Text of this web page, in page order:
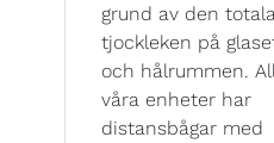
grund av den
tjockleken på
och hålrummen.
våra enheter har
distansbågar med